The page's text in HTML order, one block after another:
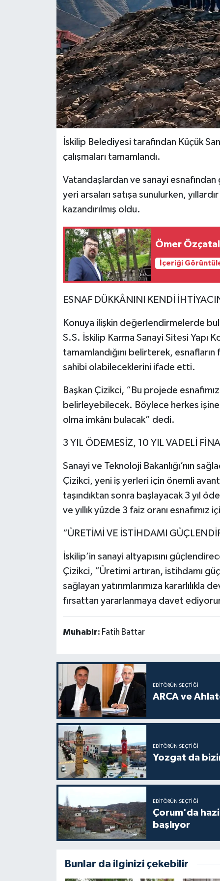
İskilip Belediyesi tarafından Küçük
çalışmaları tamamlandı.
Vatandaşlardan ve sanayi
yeri arsaları satışa sunulurken,
kazandırılmış oldu.
Ömer
İçeriği
ESNAF DÜKKÂNINI KENDİ
Konuya ilişkin değerlendirmelerde
S.S. İskilip Karma Sanayi Sitesi Yapı
tamamlandığını belirterek,
sahibi olabileceklerini ifade etti.
Başkan Çizikci, “Bu projede
belirleyebilecek. Böylece herkes
olma imkânı bulacak” dedi.
3 YIL ÖDEMESİZ, 10 YIL VADELİ
Sanayi ve Teknoloji Bakanlığı’nın
Çizikci, yeni iş yerleri için önemli
taşındıktan sonra başlayacak 3 yıl
ve yıllık yüzde 3 faiz oranı
“ÜRETİMİ VE İSTİHDAMI
İskilip’in sanayi altyapısını
Çizikci, “Üretimi artıran, istihdamı
sağlayan yatırımlarımıza kararlılıkla
fırsattan yararlanmaya davet
Muhabir: Fatih Battar
EDITÖRÜN SEÇTIĞI
ARCA ve
EDITÖRÜN SEÇTIĞI
Yozgat da
EDITÖRÜN SEÇTIĞI
Çorum'da
başlıyor
Bunlar da ilginizi çekebilir
OTOPARK
TEKNOLOJİ